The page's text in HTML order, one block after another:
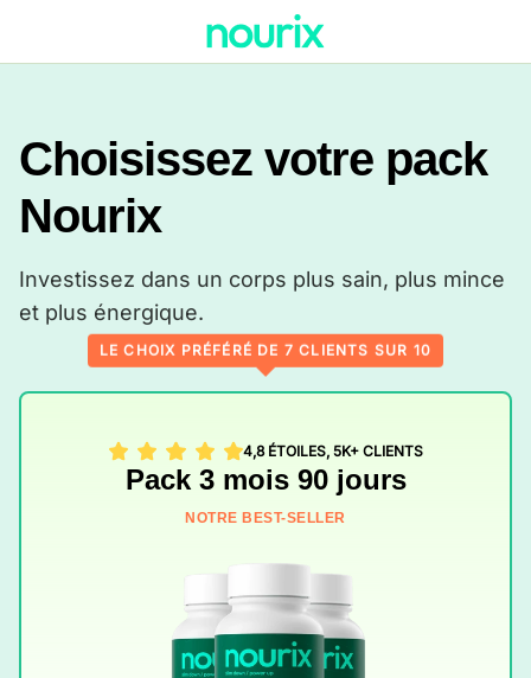
Choisissez votre pack
Nourix
Investissez dans un corps plus sain, plus mince
et plus énergique.
LE CHOIX PRÉFÉRÉ DE 7 CLIENTS SUR 10
4,8 ÉTOILES, 5K+ CLIENTS
Pack 3 mois 90 jours
NOTRE BEST-SELLER